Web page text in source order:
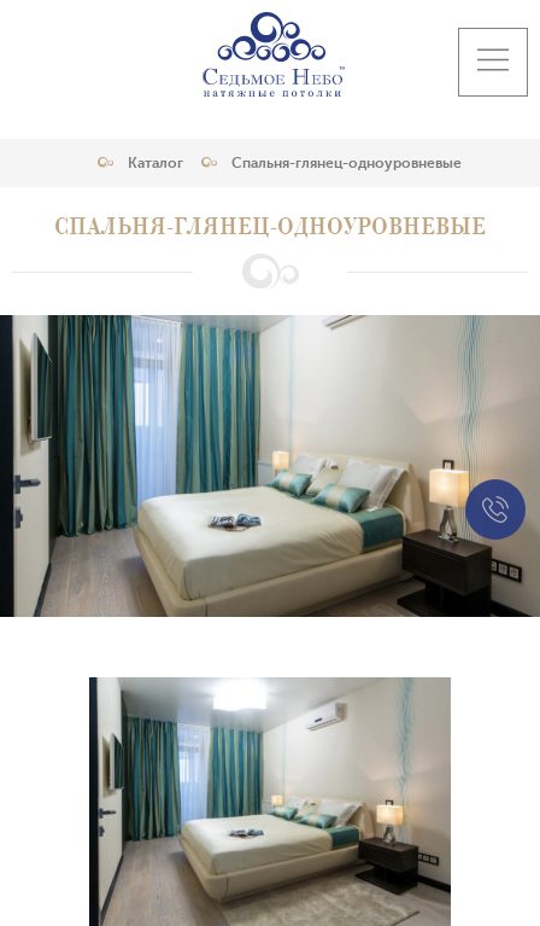
Каталог Спальня-глянец-одноуровневые
СПАЛЬНЯ-ГЛЯНЕЦ-ОДНОУРОВНЕВЫЕ